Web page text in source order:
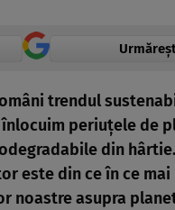
trendul
periuțele de
din
este din ce în ce mai
noastre asupra